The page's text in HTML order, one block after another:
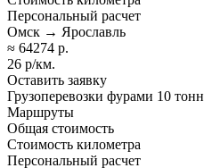
Персональный расчет
Омск → Ярославль
≈ 64274 р.
26 р/км.
Оставить заявку
Грузоперевозки фурами 10 тонн
Маршруты
Общая стоимость
Стоимость километра
Персональный расчет